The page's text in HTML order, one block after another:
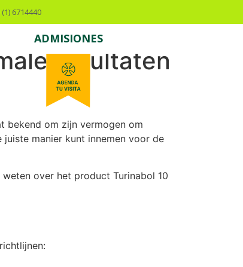
(1) 6714440
ADMISIONES
resultaten
bekend om zijn vermogen om
manier kunt innemen voor de
over het product Turinabol 10